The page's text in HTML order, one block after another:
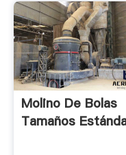
Molino De Bolas
Tamaños